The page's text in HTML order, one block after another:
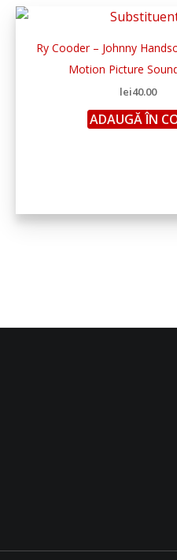
Ry Cooder – Johnny
Motion Picture
lei40.00
ADAUGĂ ÎN